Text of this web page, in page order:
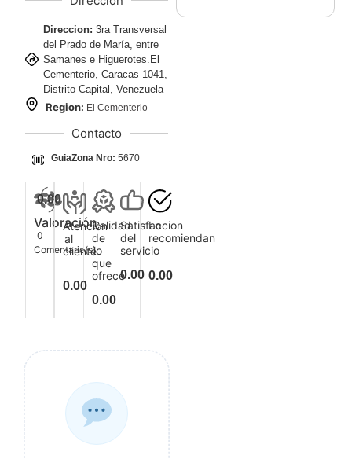
Direccion:3ra Transversal
del Prado de María, entre
Samanes e Higuerotes.El
Cementerio, Caracas 1041,
Distrito Capital, Venezuela
Region: El Cementerio
Contacto
GuiaZona Nro:5670
0.00
Valoración
0
Comentario(s)
Atencion
al
cliente
0.00
Calidad
de
lo
que
ofrece
0.00
Satisfaccion
del
servicio
0.00
Lo
recomiendan
0.00